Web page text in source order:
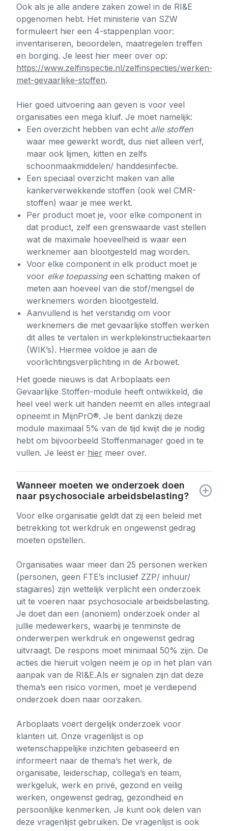
Ook als je alle andere zaken zowel in de RI&E
opgenomen hebt. Het ministerie van SZW
formuleert hier een 4-stappenplan voor:
inventariseren, beoordelen, maatregelen treffen
en borging. Je leest hier meer over op:
https://www.zelfinspectie.nl/zelfinspecties/werken-
met-gevaarlijke-stoffen.
Hier goed uitvoering aan geven is voor veel
organisaties een mega kluif. Je moet namelijk:
Een overzicht hebben van echt alle stoffen
waar mee gewerkt wordt, dus niet alleen verf,
maar ook lijmen, kitten en zelfs
schoonmaakmiddelen/ handdesinfectie.
Een speciaal overzicht maken van alle
kankerverwekkende stoffen (ook wel CMR-
stoffen) waar je mee werkt.
Per product moet je, voor elke component in
dat product, zelf een grenswaarde vast stellen
wat de maximale hoeveelheid is waar een
werknemer aan blootgesteld mag worden.
Voor elke component in elk product moet je
voor elke toepassingeen schatting maken of
meten aan hoeveel van die stof/mengsel de
werknemers worden blootgesteld.
Aanvullend is het verstandig om voor
werknemers die met gevaarlijke stoffen werken
dit alles te vertalen in werkplekinstructiekaarten
(WIK’s). Hiermee voldoe je aan de
voorlichtingsverplichting in de Arbowet.
Het goede nieuws is dat Arboplaats een
Gevaarlijke Stoffen-module heeft ontwikkeld, die
heel veel werk uit handen neemt en alles integraal
opneemt in MijnPrO®. Je bent dankzij deze
module maximaal 5% van de tijd kwijt die je nodig
hebt om bijvoorbeeld Stoffenmanager goed in te
vullen. Je leest er hier meer over.
Wanneer moeten we onderzoek doen
naar psychosociale arbeidsbelasting?
Voor elke organisatie geldt dat zij een beleid met
betrekking tot werkdruk en ongewenst gedrag
moeten opstellen.
Organisaties waar meer dan 25 personen werken
(personen, geen FTE’s inclusief ZZP/ inhuur/
stagiaires) zijn wettelijk verplicht een onderzoek
uit te voeren naar psychosociale arbeidsbelasting.
Je doet dan een (anoniem) onderzoek onder al
jullie medewerkers, waarbij je tenminste de
onderwerpen werkdruk en ongewenst gedrag
uitvraagt. De respons moet minimaal 50% zijn. De
acties die hieruit volgen neem je op in het plan van
aanpak van de RI&E.Als er signalen zijn dat deze
thema’s een risico vormen, moet je verdiepend
onderzoek doen naar oorzaken.
Arboplaats voert dergelijk onderzoek voor
klanten uit. Onze vragenlijst is op
wetenschappelijke inzichten gebaseerd en
informeert naar de thema’s het werk, de
organisatie, leiderschap, collega’s en team,
werkgeluk, werk en privé, gezond en veilig
werken, ongewenst gedrag, gezondheid en
persoonlijke kenmerken. Je kunt ook delen van
deze vragenlijst gebruiken. De vragenlijst is ook